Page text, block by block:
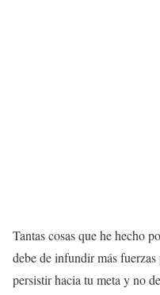
Tantas cosas que he hecho
debe de infundir más fuerzas
persistir hacia tu meta y no